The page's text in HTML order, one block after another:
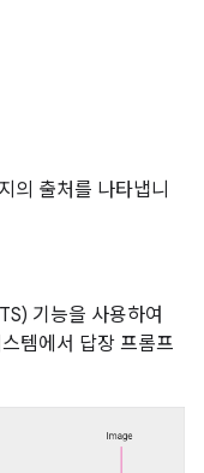
의 출처를 나타냅니
기능을 사용하여
템에서 답장 프롬프